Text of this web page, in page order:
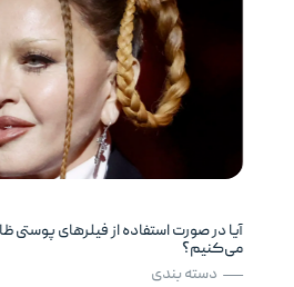
آیا در صورت استفاده از فیلرهای پوستی
می‌کنیم؟
دسته بندی